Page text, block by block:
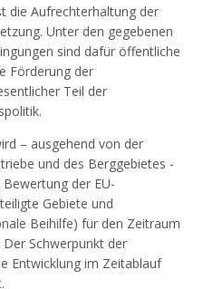
die Aufrechterhaltung der
Unter den gegebenen
sind dafür öffentliche
Förderung der
Teil der
– ausgehend von der
und des Berggebietes -
der EU-
Gebiete und
Beihilfe) für den Zeitraum
Schwerpunkt der
Entwicklung im Zeitablauf